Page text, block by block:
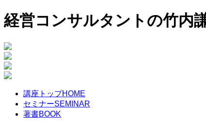
経営コンサルタントの竹内
講座トップHOME
セミナーSEMINAR
著書BOOK